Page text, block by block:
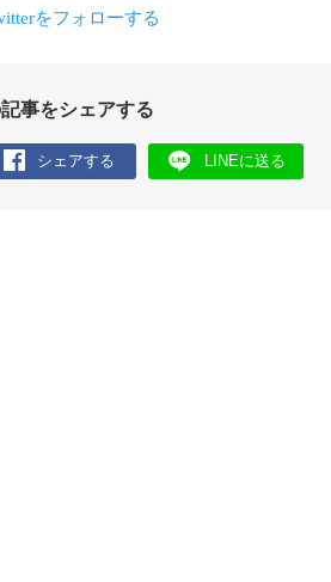
事をシェアする
シェアする LINEに送る